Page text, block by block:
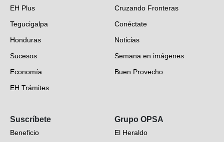
EH Plus
Tegucigalpa
Honduras
Sucesos
Economía
EH Trámites
EH Verifica
Fotogalerías
Cruzando Fronteras
Conéctate
Noticias
Semana en imágenes
Buen Provecho
Suscríbete
Beneficio
Grupo OPSA
El Heraldo